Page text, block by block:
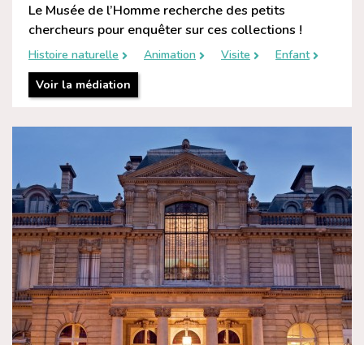
Le Musée de l’Homme recherche des petits
chercheurs pour enquêter sur ces collections !
Histoire naturelle Animation Visite
Enfant
Voir la médiation